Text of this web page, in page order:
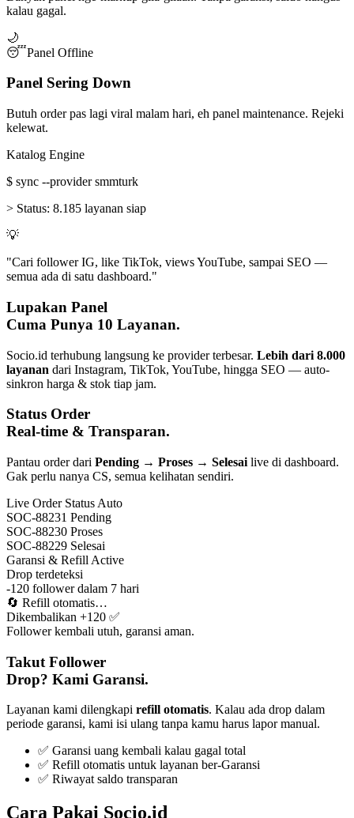
kalau gagal.
🌙
😴Panel Offline
Panel Sering Down
Butuh order pas lagi viral malam hari, eh panel maintenance. Rejeki
kelewat.
Katalog Engine
$ sync --provider smmturk
> Status: 8.185 layanan siap
💡
"Cari follower IG, like TikTok, views YouTube, sampai SEO —
semua ada di satu dashboard."
Lupakan Panel
Cuma Punya 10 Layanan.
Socio.id terhubung langsung ke provider terbesar. Lebih dari 8.000
layanan dari Instagram, TikTok, YouTube, hingga SEO — auto-
sinkron harga & stok tiap jam.
Status Order
Real-time & Transparan.
Pantau order dari Pending → Proses → Selesai live di dashboard.
Gak perlu nanya CS, semua kelihatan sendiri.
Live Order Status Auto
SOC-88231 Pending
SOC-88230 Proses
SOC-88229 Selesai
Garansi & Refill Active
Drop terdeteksi
-120 follower dalam 7 hari
🔄 Refill otomatis…
Dikembalikan +120 ✅
Follower kembali utuh, garansi aman.
Takut Follower
Drop? Kami Garansi.
Layanan kami dilengkapi refill otomatis. Kalau ada drop dalam
periode garansi, kami isi ulang tanpa kamu harus lapor manual.
✅ Garansi uang kembali kalau gagal total
✅ Refill otomatis untuk layanan ber-Garansi
✅ Riwayat saldo transparan
Cara Pakai Socio.id